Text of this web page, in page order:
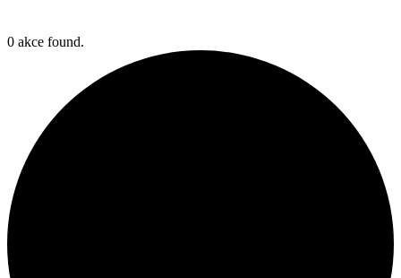
0 akce found.